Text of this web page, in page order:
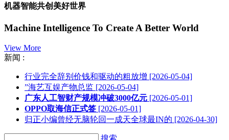
机器智能共创美好世界
Machine Intelligence To Create A Better World
View More
新闻 :
行业完全辞别价钱和驱动的粗放增 [2026-05-04]
”海艺互娱产物总监 [2026-05-04]
广东人工智财产规模冲破3000亿元 [2026-05-01]
OPPO取海信正式签 [2026-05-01]
归正小编曾经无脑轮回一成天全球最IN的 [2026-04-30]
搜索